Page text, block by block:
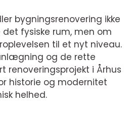
bygningsrenovering ikke
fysiske rum, men om
til et nyt niveau.
og de rette
renoveringsprojekt i Århus
historie og modernitet
helhed.